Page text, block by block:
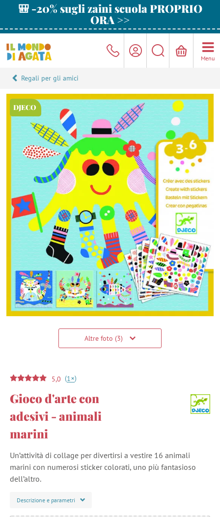
🎒 -20% sugli zaini scuola PROPRIO
ORA >>
Menu
Regali per gli amici
DJECO
Altre foto (3)
5,0 (1+)
Gioco d'arte con
adesivi - animali
marini
Un’attività di collage per divertirsi a vestire 16 animali
marini con numerosi sticker colorati, uno più fantasioso
dell’altro.
Descrizione e parametri